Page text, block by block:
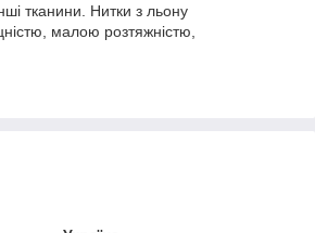
тканини. Нитки з льону
малою розтяжністю,